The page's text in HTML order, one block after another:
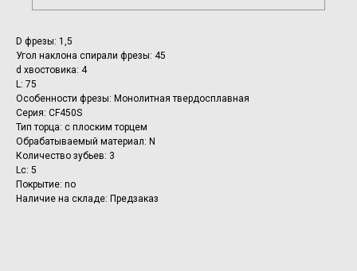
D фрезы: 1,5
Угол наклона спирали фрезы: 45
d хвостовика: 4
L: 75
Особенности фрезы: Монолитная твердосплавная
Серия: CF450S
Тип торца: с плоским торцем
Обрабатываемый материал: N
Количество зубьев: 3
Lc: 5
Покрытие: no
Наличие на складе: Предзаказ